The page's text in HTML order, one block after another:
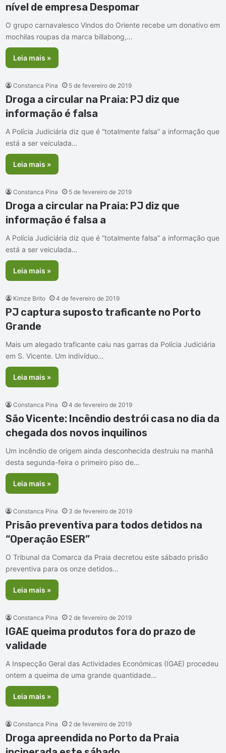
nível de empresa Despomar
O grupo carnavalesco Vindos do Oriente recebe um donativo em
mochilas roupas da marca billabong,…
Leia mais »
Constanca Pina 5 de fevereiro de 2019
Droga a circular na Praia: PJ diz que
informação é falsa
A Polícia Judiciária diz que é “totalmente falsa” a informação que
está a ser veiculada…
Leia mais »
Constanca Pina 5 de fevereiro de 2019
Droga a circular na Praia: PJ diz que
informação é falsa a
A Polícia Judiciária diz que é “totalmente falsa” a informação que
está a ser veiculada…
Leia mais »
Kimze Brito 4 de fevereiro de 2019
PJ captura suposto traficante no Porto
Grande
Mais um alegado traficante caiu nas garras da Polícia Judiciária
em S. Vicente. Um indivíduo…
Leia mais »
Constanca Pina 4 de fevereiro de 2019
São Vicente: Incêndio destrói casa no dia da
chegada dos novos inquilinos
Um incêndio de origem ainda desconhecida destruiu na manhã
desta segunda-feira o primeiro piso de…
Leia mais »
Constanca Pina 3 de fevereiro de 2019
Prisão preventiva para todos detidos na
“Operação ESER”
O Tribunal da Comarca da Praia decretou este sábado prisão
preventiva para os onze detidos…
Leia mais »
Constanca Pina 2 de fevereiro de 2019
IGAE queima produtos fora do prazo de
validade
A Inspecção Geral das Actividades Económicas (IGAE) procedeu
ontem a queima de uma grande quantidade…
Leia mais »
Constanca Pina 2 de fevereiro de 2019
Droga apreendida no Porto da Praia